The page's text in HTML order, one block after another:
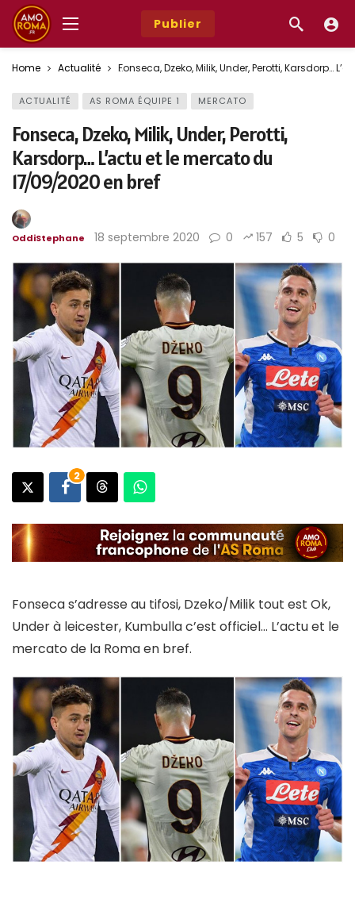
Publier
Home Actualité Fonseca, Dzeko, Milik, Under, Perotti, Karsdorp…
ACTUALITÉ AS ROMA ÉQUIPE 1 MERCATO
Fonseca, Dzeko, Milik, Under, Perotti,
Karsdorp… L’actu et le mercato du
17/09/2020 en bref
OddiStephane 18 septembre 2020 0 157 5 0
2
Fonseca s’adresse au tifosi, Dzeko/Milik tout est Ok,
Under à leicester, Kumbulla c’est officiel… L’actu et le
mercato de la Roma en bref.